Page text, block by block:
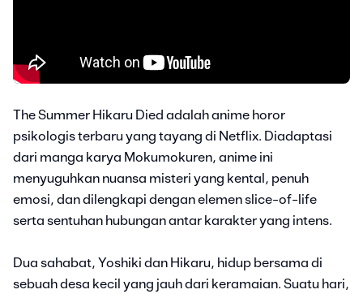
The Summer Hikaru Died adalah anime horor
psikologis terbaru yang tayang di Netflix. Diadaptasi
dari manga karya Mokumokuren, anime ini
menyuguhkan nuansa misteri yang kental, penuh
emosi, dan dilengkapi dengan elemen slice-of-life
serta sentuhan hubungan antar karakter yang intens.
Dua sahabat, Yoshiki dan Hikaru, hidup bersama di
sebuah desa kecil yang jauh dari keramaian. Suatu hari,